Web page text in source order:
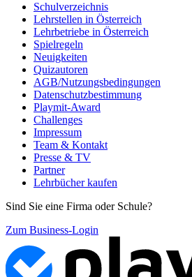
Schulverzeichnis
Lehrstellen in Österreich
Lehrbetriebe in Österreich
Spielregeln
Neuigkeiten
Quizautoren
AGB/Nutzungsbedingungen
Datenschutzbestimmung
Playmit-Award
Challenges
Impressum
Team & Kontakt
Presse & TV
Partner
Lehrbücher kaufen
Sind Sie eine Firma oder Schule?
Zum Business-Login